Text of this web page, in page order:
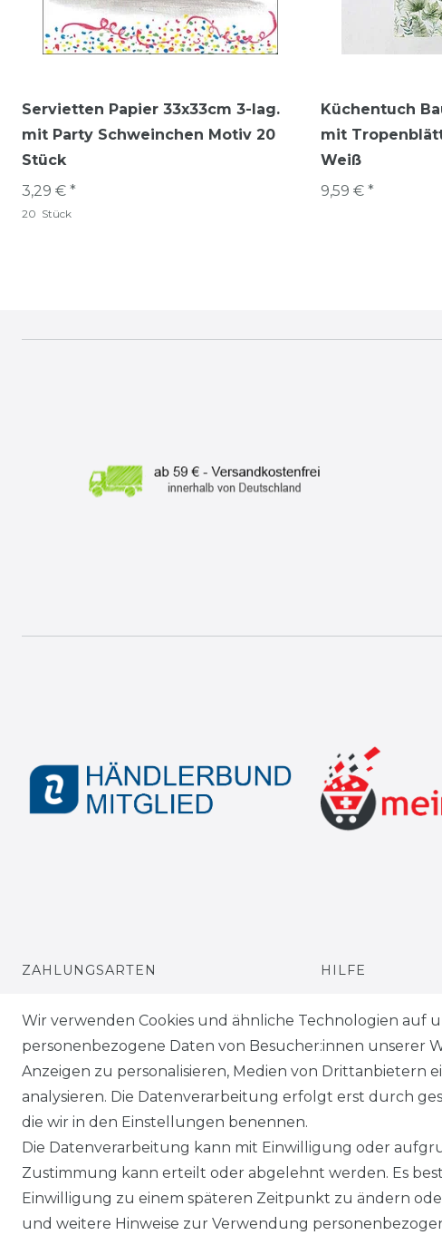
Servietten Papier 33x33cm 3-lag.
mit Party Schweinchen Motiv 20
Stück
3,29 € *
20 Stück
Küchentuch
mit
Weiß
9,59 € *
ZAHLUNGSARTEN
VERSANDARTEN & -KOSTEN
GEWERBETREIBENDE?
HILFE
KONTAKT
ANFAHRT
Impressum Daten­schutz­erklärung AGB
Wir verwenden Cookies und ähnliche Technologien auf
personenbezogene Daten von Besucher:innen unserer
Anzeigen zu personalisieren, Medien von Drittanbietern
analysieren. Die Datenverarbeitung erfolgt erst durch
die wir in den Einstellungen benennen.
Die Datenverarbeitung kann mit Einwilligung oder
Zustimmung kann erteilt oder abgelehnt werden. Es
Einwilligung zu einem späteren Zeitpunkt zu ändern
und weitere Hinweise zur Verwendung